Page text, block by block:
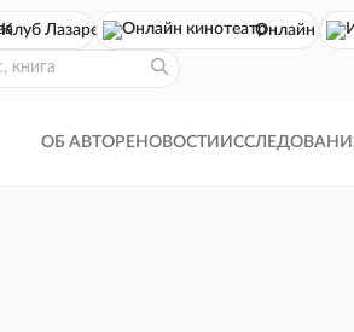
Клуб Лазарева Онлайн
ОБ АВТОРЕ НОВОСТИ